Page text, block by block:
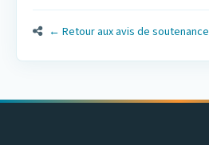
← Retour aux avis de soutenance